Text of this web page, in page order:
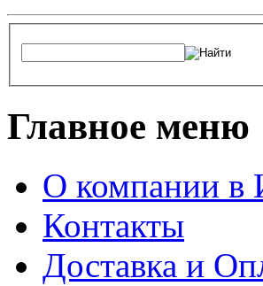
Главное меню
О компании в
Контакты
Доставка и